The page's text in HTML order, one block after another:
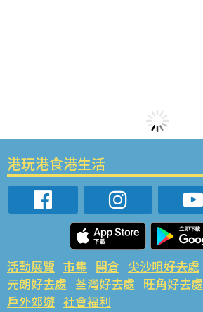
港玩港食港生活
活動展覽 市集 開倉 尖沙咀好去處
元朗好去處 荃灣好去處 旺角好去處
戶外郊遊 社會福利